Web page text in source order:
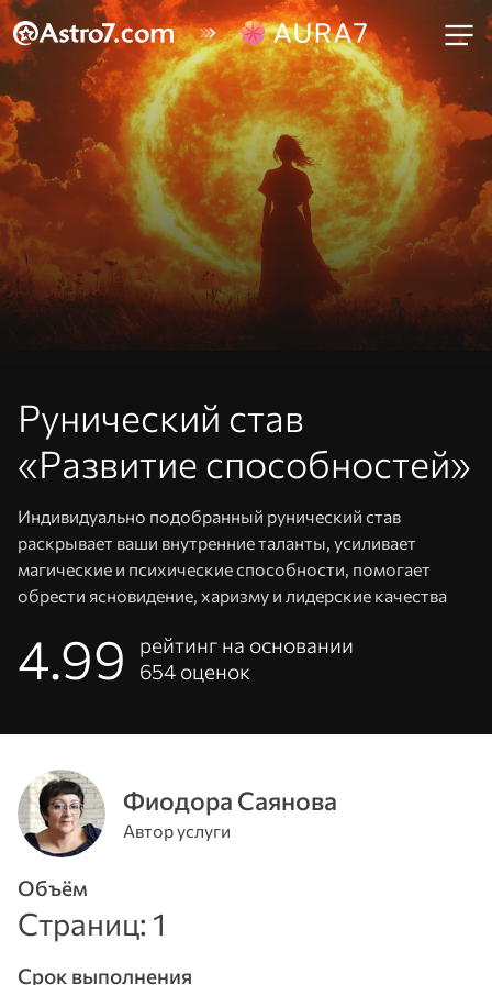
Адрес
эл. почты
телефон
Рунический став
«Развитие способностей»
Индивидуально подобранный рунический став
раскрывает ваши внутренние таланты, усиливает
магические и психические способности, помогает
обрести ясновидение, харизму и лидерские качества
4.99
рейтинг на основании
654 оценок
Фиодора Саянова
Автор услуги
Объём
Страниц: 1
Срок выполнения